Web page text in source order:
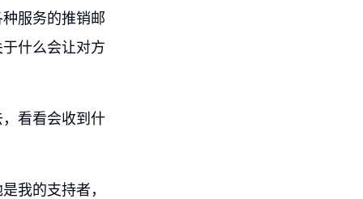
服务的推销邮
什么会让对方
看看会收到什
我的支持者，